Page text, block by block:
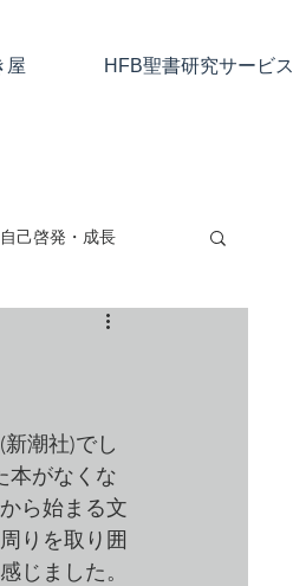
屋 HFB聖書研究サービス
自己啓発・成長
潮社)でし
本がなくな
ら始まる文
りを取り囲
じました。